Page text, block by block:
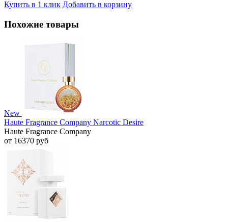
Купить в 1 клик Добавить в корзину
Похожие товары
New
Haute Fragrance Company Narcotic Desire
Haute Fragrance Company
от 16370 руб